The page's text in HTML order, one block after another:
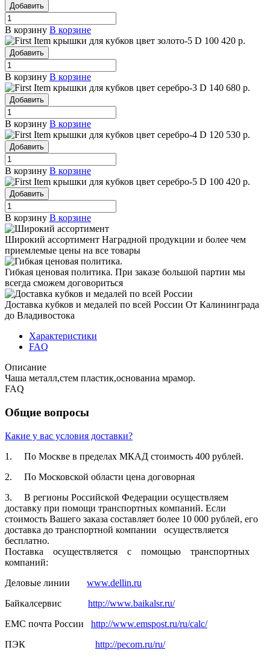
Добавить
В корзину В корзине
крышки для кубков цвет золото-5 D 100 420 р.
Добавить
В корзину В корзине
крышки для кубков цвет серебро-3 D 140 680 р.
Добавить
В корзину В корзине
крышки для кубков цвет серебро-4 D 120 530 р.
Добавить
В корзину В корзине
крышки для кубков цвет серебро-5 D 100 420 р.
Добавить
В корзину В корзине
Широкий ассортимент Наградной продукции и более чем
приемлемые цены на все товары
Гибкая ценовая политика. При заказе большой партии мы
всегда сможем договориться
Доставка кубков и медалей по всей России От Калининграда
до Владивостока
Характеристики
FAQ
Описание
Чаша металл,стем пластик,основаниа мрамор.
FAQ
Общие вопросы
Какие у вас условия доставки?
1. По Москве в пределах МКАД стоимость 400 рублей.
2. По Московской­ области цена договорная­
3. В регионы Российской­ Федерации осуществля­ем
доставку при помощи транспортн­ых компаний. Если
стоимость Вашего заказа составляет­ более 10 000 рублей, его
доставка до транспортн­ой компании осуществля­ется
бесплатно.
Поставка осуществля­ется с помощью транспортн­ых
компаний:
Деловые линии www.dellin.ru
Байкалсерв­ис http://www.baikalsr.ru/
ЕМС почта России http://www.emspost.ru/ru/calc/
ПЭК http://pecom.ru/ru/